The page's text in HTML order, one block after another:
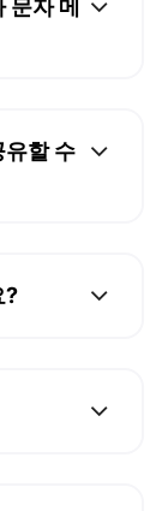
문자 메
할 수
?